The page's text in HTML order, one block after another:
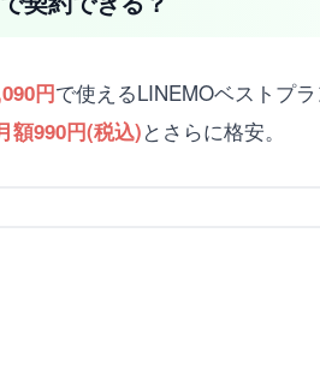
円で使えるLINEMOベストプ
額990円(税込)とさらに格安。